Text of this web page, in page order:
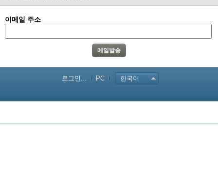
이메일 주소
로그인... PC 한국어